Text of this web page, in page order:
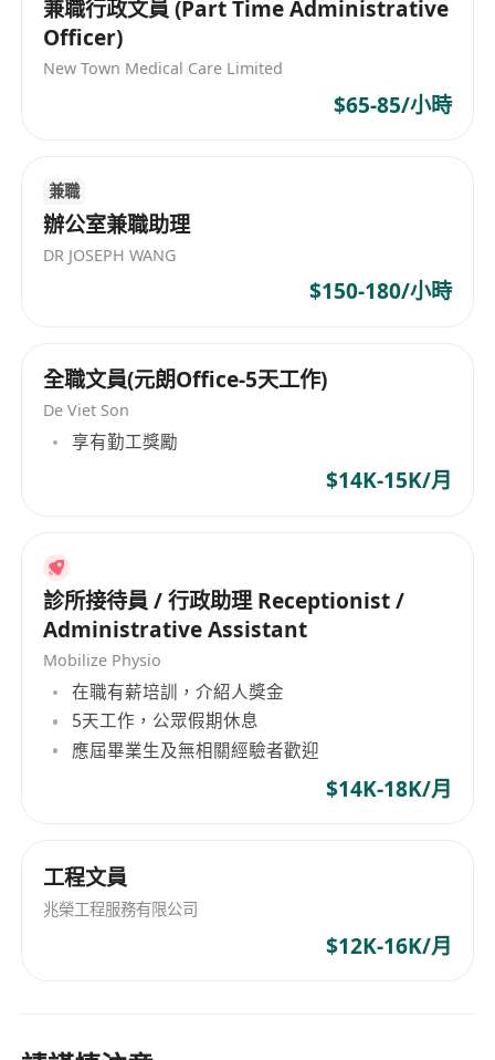
工作要求
持有香港中學文憑或以上學歷，具備1至3年辦公
室行政或汽車服務相關工作經驗者優先考慮。
精通廣東話，能以普通話及基礎英文進行日常溝
及Email系統），能獨立處理文書及數據整理工
作。
性格勤勉盡責、守時可靠，具備良好服務意識與
抗壓能力，能適應週一至週六之輪值安排。
公，部分時間遠程處理文書事務）。
福利
享有法定勞工假期及公眾假期休息安排。
設有表現獎金制度，按個人及團隊達標情況定期
及表現而定。
提供穩定全職崗位，工作時間為每日上午10:00
至晚上20:00，合共10小時（含用膳休息）。
採用混合工作模式，兼顧辦公室協作與彈性遠程
作業需求，提升工作適應性與效率。
兼職行政文員 (Part Time Administrative
Officer)
New Town Medical Care Limited
$65-85/小時
兼職
辦公室兼職助理
DR JOSEPH WANG
$150-180/小時
全職文員(元朗Office-5天工作)
De Viet Son
享有勤工獎勵
$14K-15K/月
診所接待員 / 行政助理 Receptionist /
Administrative Assistant
Mobilize Physio
在職有薪培訓，介紹人獎金
5天工作，公眾假期休息
應屆畢業生及無相關經驗者歡迎
$14K-18K/月
工程文員
兆榮工程服務有限公司
$12K-16K/月